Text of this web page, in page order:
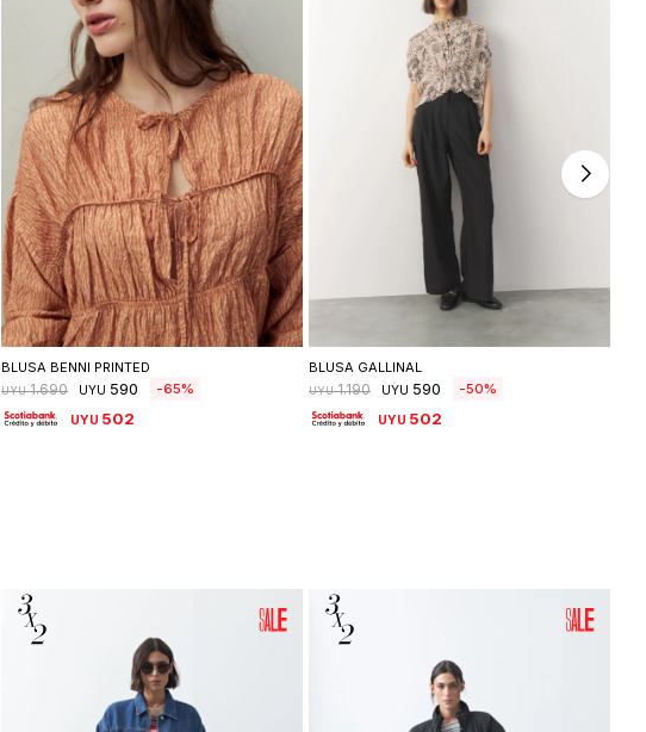
Seleccionar talle
BLUSA BENNI PRINTED
UYU 1.690 UYU 590 65
UYU 502
BLUSA GALLINAL
UYU 1.190 UYU 590 50
UYU 502